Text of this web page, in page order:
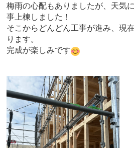
梅雨の心配もありましたが、天気
事上棟しました！
そこからどんどん工事が進み、現
ります。
完成が楽しみです